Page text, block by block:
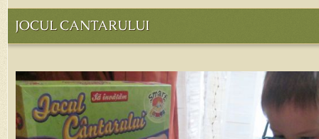
JOCUL CANTARULUI